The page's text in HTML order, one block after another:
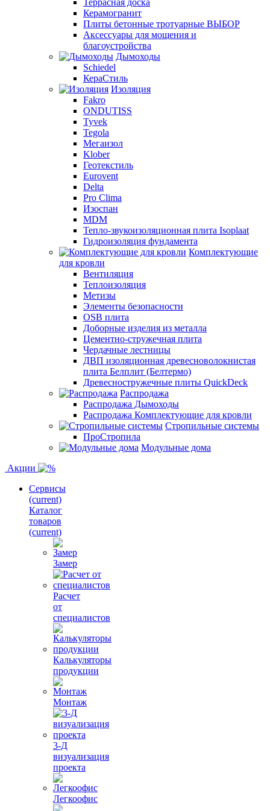
Керамогранит
Плиты бетонные тротуарные ВЫБОР
Аксессуары для мощения и
благоустройства
Дымоходы
Schiedel
КераСтиль
Изоляция
Fakro
ONDUTISS
Tyvek
Tegola
Мегаизол
Klober
Геотекстиль
Eurovent
Delta
Pro Clima
Изоспан
MDM
Тепло-звукоизоляционная плита Isoplaat
Гидроизоляция фундамента
Комплектующие
для кровли
Вентиляция
Теплоизоляция
Метизы
Элементы безопасности
OSB плита
Доборные изделия из металла
Цементно-стружечная плита
Чердачные лестницы
ДВП изоляционная древесноволокнистая
плита Белплит (Белтермо)
Древесностружечные плиты QuickDeck
Распродажа
Распродажа Дымоходы
Распродажа Комплектующие для кровли
Стропильные системы
ПроСтропила
Модульные дома
Акции
Сервисы
(current)
Каталог
товаров
(current)
Замер
Расчет
от
специалистов
Калькуляторы
продукции
Монтаж
3-Д
визуализация
проекта
Легкоофис